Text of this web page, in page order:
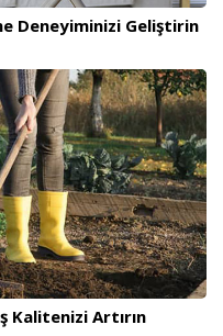
Deneyiminizi Geliştirin
Kalitenizi Artırın